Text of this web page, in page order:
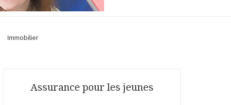
Immobilier
Assurance pour les jeunes